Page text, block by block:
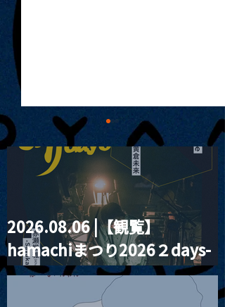
MoonRomantic
Channel1周年記念Live
2026.08.06 |【観覧】
hamachiまつり2026２days-
月見ル君想フ編②